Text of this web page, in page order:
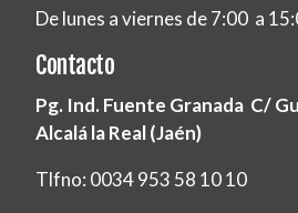
De lunes a viernes de 7:00 a
Contacto
Pg. Ind. Fuente Granada C/
Alcalá la Real (Jaén)
Tlfno: 0034 953 58 10 10